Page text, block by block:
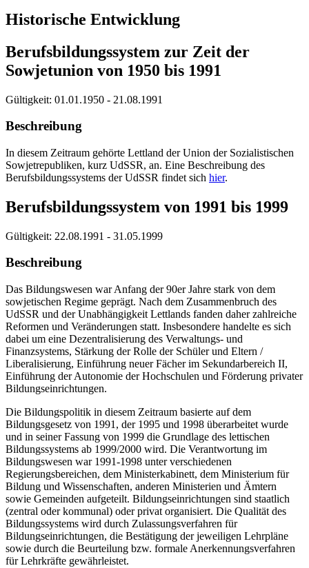
Historische Entwicklung
Berufsbildungssystem zur Zeit der
Sowjetunion von 1950 bis 1991
Gültigkeit: 01.01.1950 - 21.08.1991
Beschreibung
In diesem Zeitraum gehörte Lettland der Union der Sozialistischen
Sowjetrepubliken, kurz UdSSR, an. Eine Beschreibung des
Berufsbildungssystems der UdSSR findet sich hier.
Berufsbildungssystem von 1991 bis 1999
Gültigkeit: 22.08.1991 - 31.05.1999
Beschreibung
Das Bildungswesen war Anfang der 90er Jahre stark von dem
sowjetischen Regime geprägt. Nach dem Zusammenbruch des
UdSSR und der Unabhängigkeit Lettlands fanden daher zahlreiche
Reformen und Veränderungen statt. Insbesondere handelte es sich
dabei um eine Dezentralisierung des Verwaltungs- und
Finanzsystems, Stärkung der Rolle der Schüler und Eltern /
Liberalisierung, Einführung neuer Fächer im Sekundarbereich II,
Einführung der Autonomie der Hochschulen und Förderung privater
Bildungseinrichtungen.
Die Bildungspolitik in diesem Zeitraum basierte auf dem
Bildungsgesetz von 1991, der 1995 und 1998 überarbeitet wurde
und in seiner Fassung von 1999 die Grundlage des lettischen
Bildungssystems ab 1999/2000 wird. Die Verantwortung im
Bildungswesen war 1991-1998 unter verschiedenen
Regierungsbereichen, dem Ministerkabinett, dem Ministerium für
Bildung und Wissenschaften, anderen Ministerien und Ämtern
sowie Gemeinden aufgeteilt. Bildungseinrichtungen sind staatlich
(zentral oder kommunal) oder privat organisiert. Die Qualität des
Bildungssystems wird durch Zulassungsverfahren für
Bildungseinrichtungen, die Bestätigung der jeweiligen Lehrpläne
sowie durch die Beurteilung bzw. formale Anerkennungsverfahren
für Lehrkräfte gewährleistet.